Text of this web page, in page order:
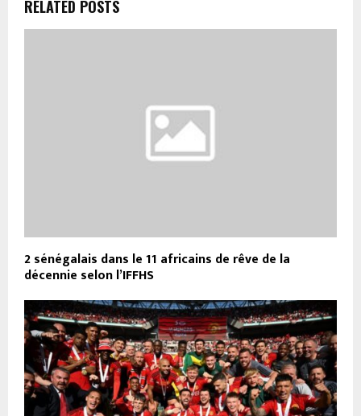
RELATED POSTS
2 sénégalais dans le 11 africains de rêve de la
décennie selon l’IFFHS